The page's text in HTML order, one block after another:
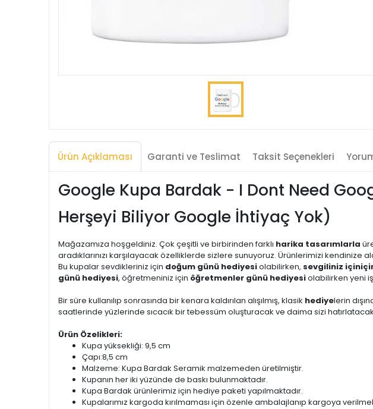
Ürün Açıklaması Garanti ve Teslimat Taksit Seçenekleri
Google Kupa Bardak - I Dont Need
Herşeyi Biliyor Google İhtiyaç Yok)
Mağazamıza hoşgeldiniz. Çok çeşitli ve birbirinden farklı harika tasarımlarla
aradıklarınızı karşılayacak özelliklerde sizlere sunuyoruz. Ürünlerimizi
Bu kupalar sevdikleriniz için doğum günü hediyesiolabilirken, sevgiliniz için
günü hediyesi, öğretmeniniz için öğretmenler günü hediyesiolabilirken yeni
Bir süre kullanılıp sonrasında bir kenara kaldırılan alışılmış, klasik hediyelerin
saatlerinde yüzlerinde sıcacık bir tebessüm oluşturacak ve daima sizi
Ürün Özelikleri:
Kupa yüksekliği: 9,5 cm
Çapı:8,5 cm
Malzeme: Kupa Bardak Seramik malzemeden üretilmiştir.
Kupanın her iki yüzünde de baskı bulunmaktadır.
Kupa Bardak ürünlerimiz için hediye paketi yapılmaktadır.
Kupalarımız kargoda kırılmaması için özenle ambalajlanıp kargoya